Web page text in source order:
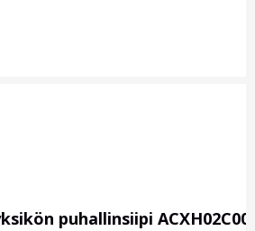
puhallinsiipi